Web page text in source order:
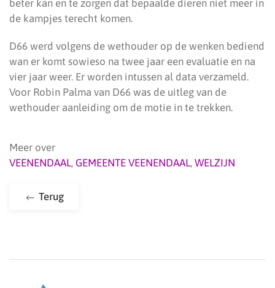
beter kan en te zorgen dat bepaalde dieren niet meer in
de kampjes terecht komen.
D66 werd volgens de wethouder op de wenken bediend
wan er komt sowieso na twee jaar een evaluatie en na
vier jaar weer. Er worden intussen al data verzameld.
Voor Robin Palma van D66 was de uitleg van de
wethouder aanleiding om de motie in te trekken.
Meer over
VEENENDAAL, GEMEENTE VEENENDAAL, WELZIJN
Terug